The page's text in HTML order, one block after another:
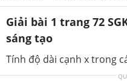
Giải bài 1 trang 72
sáng tạo
Tính độ dài cạnh x trong